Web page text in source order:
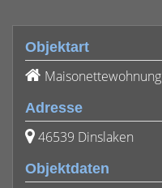
Objektart
Maisonettewohnung
Adresse
46539 Dinslaken
Objektdaten